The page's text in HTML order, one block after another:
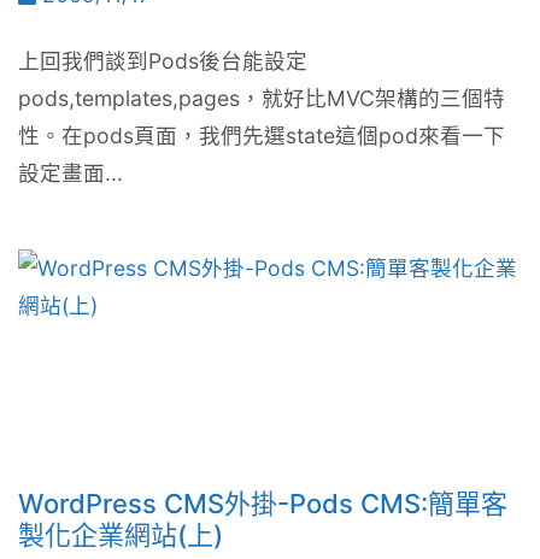
上回我們談到Pods後台能設定
pods,templates,pages，就好比MVC架構的三個特
性。在pods頁面，我們先選state這個pod來看一下
設定畫面...
WordPress CMS外掛-Pods CMS:簡單客
製化企業網站(上)